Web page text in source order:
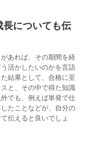
長についても伝
あれば、その期間を経
活かしたいのかを言語
結果として、合格に至
と、その中で得た知識
でも、例えば単発で仕
たことなどが、自分の
伝えると良いでしょ